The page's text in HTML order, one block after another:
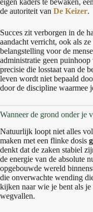
eigen kaders te bewaken,
de autoriteit van De Keizer.
Succes zit verborgen in de
aandacht verricht, ook als
belangstelling voor de
administratie geen
precisie die losstaat van de
leven wordt niet bepaald
door de discipline waarmee
Wanneer de grond onder je
Natuurlijk loopt niet alles
maken met een flinke dosis
denkt dat de zaken stabiel
de energie van de absolute
opgebouwde wereld
die onverwachte wending
kijken naar wie je bent als
wegvallen.